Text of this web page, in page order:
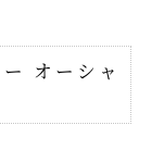
オーシャ